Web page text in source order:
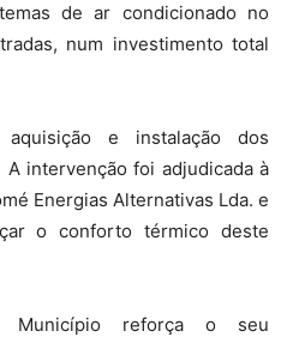
de ar condicionado no
num investimento total
e instalação dos
intervenção foi adjudicada à
Energias Alternativas Lda. e
o conforto térmico deste
Município reforça o seu